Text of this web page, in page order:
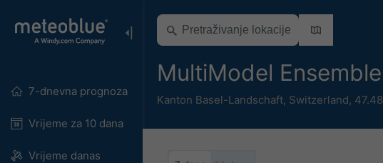
7-dnevna prognoza
Vrijeme za 10 dana
Vrijeme danas
MultiModel
Kanton Basel-Landschaft, Switzerland,